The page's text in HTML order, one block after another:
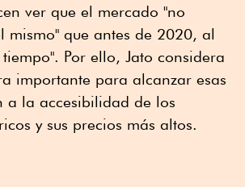
ver que el mercado "no
mismo" que antes de 2020, al
Por ello, Jato considera
importante para alcanzar esas
a la accesibilidad de los
y sus precios más altos.